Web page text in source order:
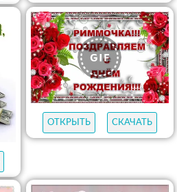
ОТКРЫТЬ СКАЧАТЬ